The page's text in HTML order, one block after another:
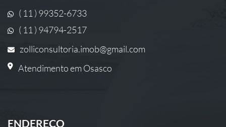
( 11 ) 99352-6733
( 11 ) 94794-2517
zolliconsultoria.imob@gmail.com
Atendimento em Osasco
ENDEREÇO